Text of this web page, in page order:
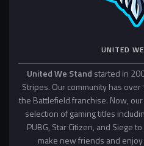
UNITED
United We Stand started in
Stripes. Our community has
the Battlefield franchise. Now,
selection of gaming titles
PUBG, Star Citizen, and Siege
make new friends and